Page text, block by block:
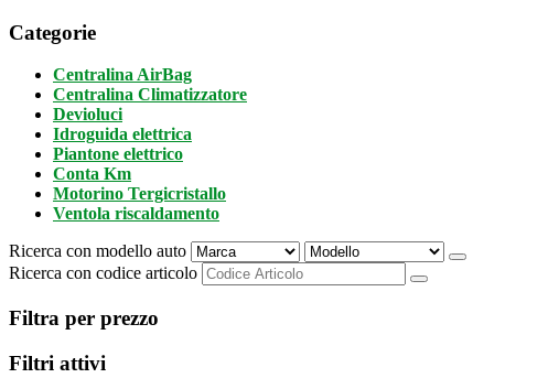
Categorie
Centralina AirBag
Centralina Climatizzatore
Devioluci
Idroguida elettrica
Piantone elettrico
Conta Km
Motorino Tergicristallo
Ventola riscaldamento
Ricerca con modello auto
Ricerca con codice articolo
Filtra per prezzo
Filtri attivi